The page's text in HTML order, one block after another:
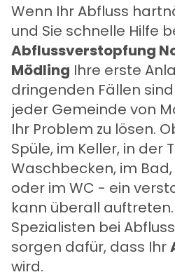
Wenn Ihr Abfluss
und Sie schnelle Hilfe
Abflussverstopfung
Mödling Ihre erste
dringenden Fällen
jeder Gemeinde von
Ihr Problem zu lösen.
Spüle, im Keller, in der
Waschbecken, im
oder im WC - ein
kann überall
Spezialisten bei
sorgen dafür, dass Ihr
wird.